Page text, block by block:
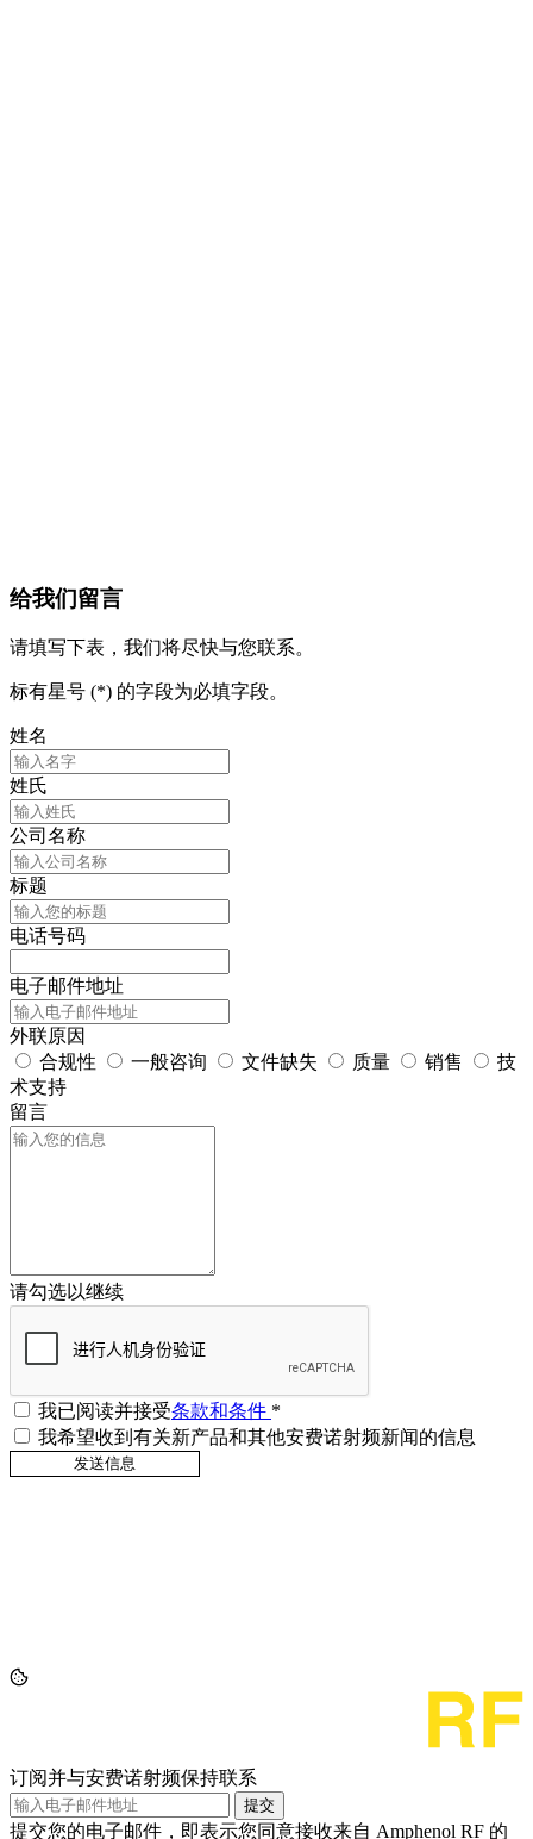
给我们留言
请填写下表，我们将尽快与您联系。
标有星号 (*) 的字段为必填字段。
姓名
姓氏
公司名称
标题
电话号码
电子邮件地址
外联原因
合规性
一般咨询 文件缺失 质量 销售
技
术支持
留言
请勾选以继续
我已阅读并接受条款和条件 *
我希望收到有关新产品和其他安费诺射频新闻的信息
订阅并与安费诺射频保持联系
提交
提交您的电子邮件，即表示您同意接收来自 Amphenol RF 的